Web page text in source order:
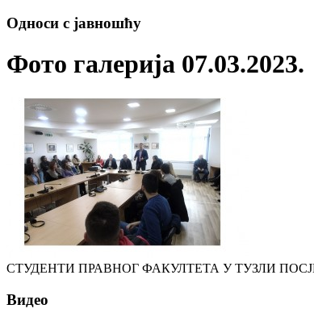
Односи с јавношћу
Фото галерија 07.03.2023.
СТУДЕНТИ ПРАВНОГ ФАКУЛТЕТА У ТУЗЛИ
Видео